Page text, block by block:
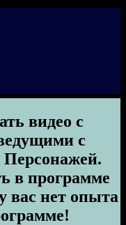
видео с
с
в программе
вас нет опыта